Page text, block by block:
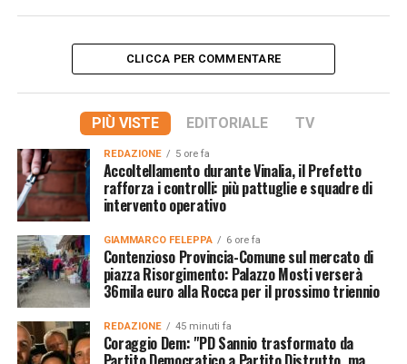
CLICCA PER COMMENTARE
PIÙ VISTE EDITORIALE TV
REDAZIONE 5 ore fa
Accoltellamento durante Vinalia, il Prefetto
rafforza i controlli: più pattuglie e squadre di
intervento operativo
GIAMMARCO FELEPPA 6 ore fa
Contenzioso Provincia-Comune sul mercato di
piazza Risorgimento: Palazzo Mosti verserà
36mila euro alla Rocca per il prossimo triennio
REDAZIONE 45 minuti fa
Coraggio Dem: "PD Sannio trasformato da